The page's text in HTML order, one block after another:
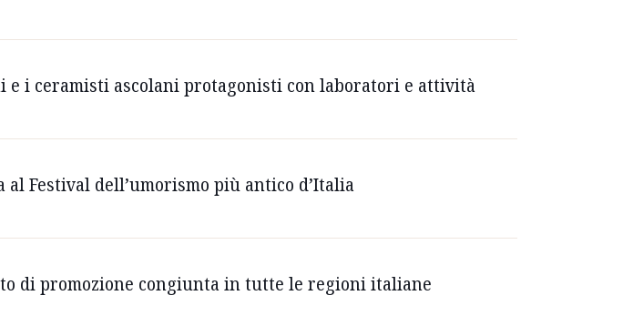
e i ceramisti ascolani protagonisti con laboratori e attività
Festival dell’umorismo più antico d’Italia
di promozione congiunta in tutte le regioni italiane